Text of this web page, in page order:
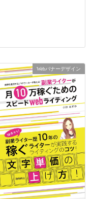
Webバナーデザイン